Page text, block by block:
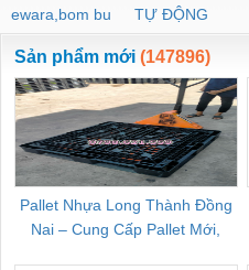
ewara,bom bu
ewara
TỰ ĐỘNG
Sản phẩm mới (147896)
Pallet Nhựa Long Thành Đồng
Nai – Cung Cấp Pallet Mới,